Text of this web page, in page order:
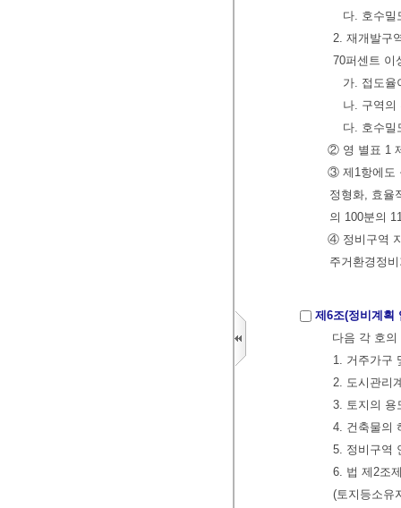
다. 호수
2. 재개발구
70퍼센트 이
가. 접도
나. 구역의
다. 호수
② 영 별표 1
③ 제1항에도
정형화, 효율
의 100분의
④ 정비구역
주거환경정
제6조(정비계획
다음 각 호
1. 거주가구
2. 도시관리
3. 토지의 용
4. 건축물의
5. 정비구역
6. 법 제2조
(토지등소유